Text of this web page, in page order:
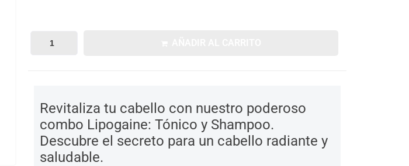
Revitaliza tu cabello con nuestro poderoso
combo Lipogaine: Tónico y Shampoo.
Descubre el secreto para un cabello radiante y
saludable.